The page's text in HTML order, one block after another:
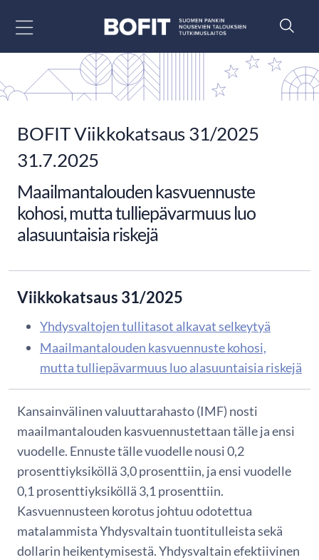
BOFIT Viikkokatsaus 31/2025
31.7.2025
Maailmantalouden kasvuennuste
kohosi, mutta tulliepävarmuus luo
alasuuntaisia riskejä
Viikkokatsaus 31/2025
Yhdysvaltojen tullitasot alkavat selkeytyä
Maailmantalouden kasvuennuste kohosi,
mutta tulliepävarmuus luo alasuuntaisia riskejä
Kansainvälinen valuuttarahasto (IMF) nosti
maailmantalouden kasvuennustettaan tälle ja ensi
vuodelle. Ennuste tälle vuodelle nousi 0,2
prosenttiyksiköllä 3,0 prosenttiin, ja ensi vuodelle
0,1 prosenttiyksiköllä 3,1 prosenttiin.
Kasvuennusteen korotus johtuu odotettua
matalammista Yhdysvaltain tuontitulleista sekä
dollarin heikentymisestä. Yhdysvaltain efektiivinen